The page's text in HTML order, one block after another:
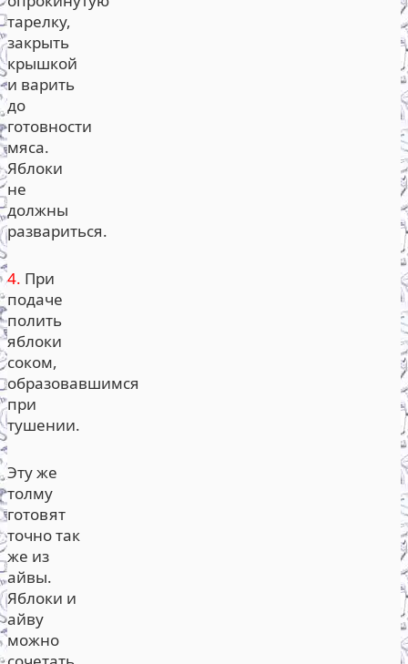
тарелку,
закрыть
крышкой
и варить
до
готовности
мяса.
Яблоки
не
должны
развариться.
4. При
подаче
полить
яблоки
соком,
образовавшимся
при
тушении.
Эту же
толму
готовят
точно так
же из
айвы.
Яблоки и
айву
можно